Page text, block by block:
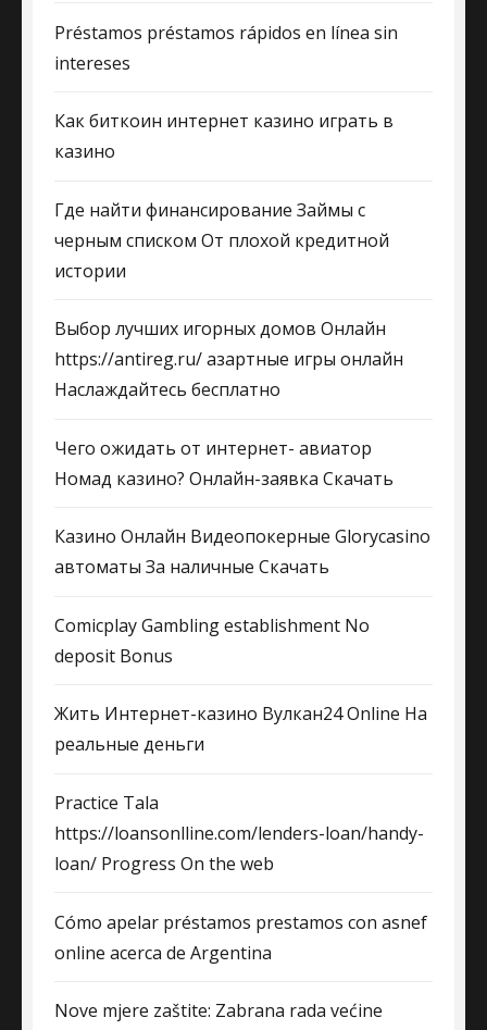
Préstamos préstamos rápidos en línea sin
intereses
Как биткоин интернет казино играть в
казино
Где найти финансирование Займы с
черным списком От плохой кредитной
истории
Выбор лучших игорных домов Онлайн
https://antireg.ru/ азартные игры онлайн
Наслаждайтесь бесплатно
Чего ожидать от интернет- авиатор
Номад казино? Онлайн-заявка Скачать
Казино Онлайн Видеопокерные Glorycasino
автоматы За наличные Скачать
Comicplay Gambling establishment No
deposit Bonus
Жить Интернет-казино Вулкан24 Online На
реальные деньги
Practice Tala
https://loansonlline.com/lenders-loan/handy-
loan/ Progress On the web
Cómo apelar préstamos prestamos con asnef
online acerca de Argentina
Nove mjere zaštite: Zabrana rada većine